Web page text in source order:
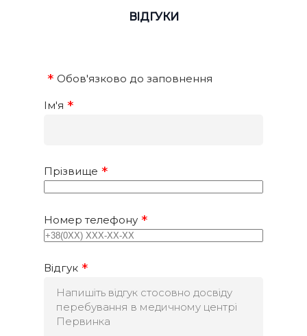
ВІДГУКИ
Обов'язково до заповнення
Ім'я
Прізвище
Номер телефону
Відгук